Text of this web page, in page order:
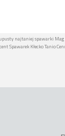
najtaniej spawarki
Spawarek Kłecko